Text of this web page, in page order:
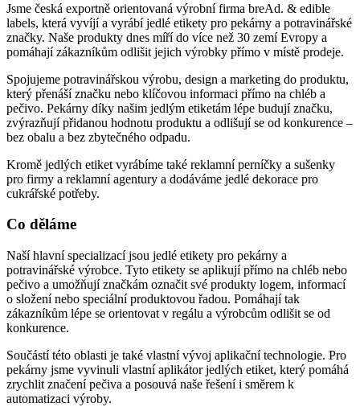
Jsme česká exportně orientovaná výrobní firma breAd. & edible
labels, která vyvíjí a vyrábí jedlé etikety pro pekárny a potravinářské
značky. Naše produkty dnes míří do více než 30 zemí Evropy a
pomáhají zákazníkům odlišit jejich výrobky přímo v místě prodeje.
Spojujeme potravinářskou výrobu, design a marketing do produktu,
který přenáší značku nebo klíčovou informaci přímo na chléb a
pečivo. Pekárny díky našim jedlým etiketám lépe budují značku,
zvýrazňují přidanou hodnotu produktu a odlišují se od konkurence –
bez obalu a bez zbytečného odpadu.
Kromě jedlých etiket vyrábíme také reklamní perníčky a sušenky
pro firmy a reklamní agentury a dodáváme jedlé dekorace pro
cukrářské potřeby.
Co děláme
Naší hlavní specializací jsou jedlé etikety pro pekárny a
potravinářské výrobce. Tyto etikety se aplikují přímo na chléb nebo
pečivo a umožňují značkám označit své produkty logem, informací
o složení nebo speciální produktovou řadou. Pomáhají tak
zákazníkům lépe se orientovat v regálu a výrobcům odlišit se od
konkurence.
Součástí této oblasti je také vlastní vývoj aplikační technologie. Pro
pekárny jsme vyvinuli vlastní aplikátor jedlých etiket, který pomáhá
zrychlit značení pečiva a posouvá naše řešení i směrem k
automatizaci výroby.